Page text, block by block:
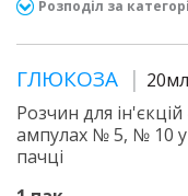
Розподіл за
ГЛЮКОЗА
Розчин для
ампулах № 5, № 10 у
пачці